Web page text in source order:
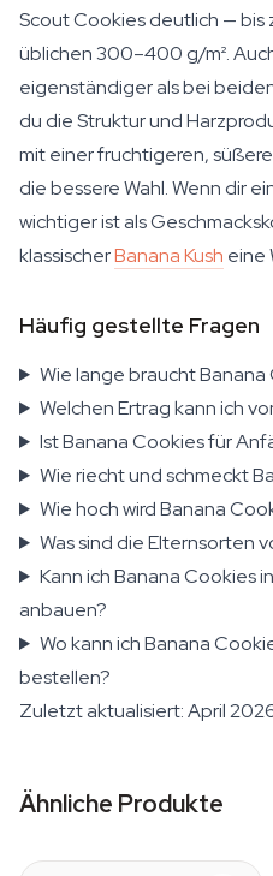
Scout Cookies deutlich —
üblichen 300–400 g/m².
eigenständiger als bei
du die Struktur und
mit einer fruchtigeren,
die bessere Wahl. Wenn dir
wichtiger ist als
klassischerBanana Kush eine
Häufig gestellte Fragen
Wie lange braucht Banana
Welchen Ertrag kann ich
Ist Banana Cookies für
Wie riecht und schmeckt
Wie hoch wird Banana
Was sind die Elternsorten
Kann ich Banana Cookies
anbauen?
Wo kann ich Banana
bestellen?
Zuletzt aktualisiert: April
Ähnliche Produkte